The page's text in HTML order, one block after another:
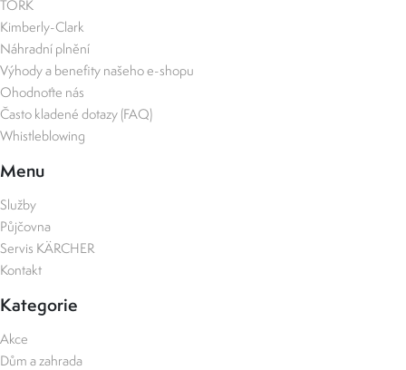
TORK
Kimberly-Clark
Náhradní plnění
Výhody a benefity našeho e-shopu
Ohodnoťte nás
Často kladené dotazy (FAQ)
Whistleblowing
Menu
Služby
Půjčovna
Servis KÄRCHER
Kontakt
Kategorie
Akce
Dům a zahrada